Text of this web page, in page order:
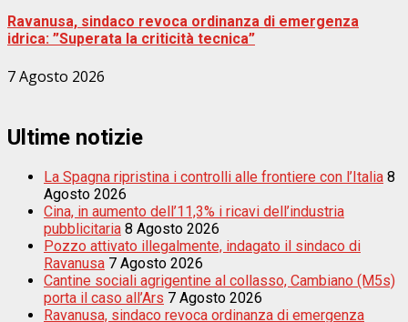
Ravanusa, sindaco revoca ordinanza di emergenza
idrica: ”Superata la criticità tecnica”
7 Agosto 2026
Ultime notizie
La Spagna ripristina i controlli alle frontiere con l’Italia 8
Agosto 2026
Cina, in aumento dell’11,3% i ricavi dell’industria
pubblicitaria 8 Agosto 2026
Pozzo attivato illegalmente, indagato il sindaco di
Ravanusa 7 Agosto 2026
Cantine sociali agrigentine al collasso, Cambiano (M5s)
porta il caso all’Ars 7 Agosto 2026
Ravanusa, sindaco revoca ordinanza di emergenza